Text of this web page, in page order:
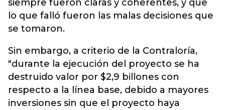
siempre fueron claras y coherentes, y que
lo que falló fueron las malas decisiones que
se tomaron.
Sin embargo, a criterio de la Contraloría,
"durante la ejecución del proyecto se ha
destruido valor por $2,9 billones con
respecto a la línea base, debido a mayores
inversiones sin que el proyecto haya